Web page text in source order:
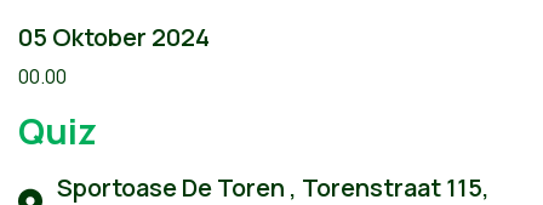
05 Oktober 2024
00.00
Quiz
Sportoase De Toren , Torenstraat 115,